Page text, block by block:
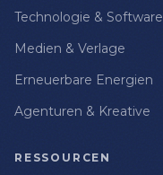
Technologie & Software
Medien & Verlage
Erneuerbare Energien
Agenturen & Kreative
RESSOURCEN